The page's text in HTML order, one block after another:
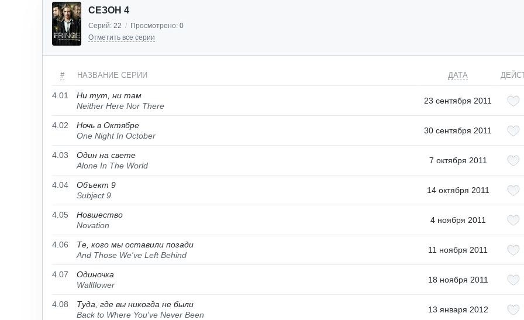
СЕЗОН 4
Серий: 22 / Просмотрено: 0
Отметить все серии
# НАЗВАНИЕ СЕРИИ ДАТА
4.01
Ни тут, ни там
Neither Here Nor There
23 сентября 2011
4.02
Ночь в Октябре
One Night In October
30 сентября 2011
4.03
Один на свете
Alone In The World
7 октября 2011
4.04
Объект 9
Subject 9
14 октября 2011
4.05
Новшество
Novation
4 ноября 2011
4.06
Те, кого мы оставили позади
And Those We've Left Behind
11 ноября 2011
4.07
Одиночка
Wallflower
18 ноября 2011
4.08
Туда, где вы никогда не были
Back to Where You've Never Been
13 января 2012